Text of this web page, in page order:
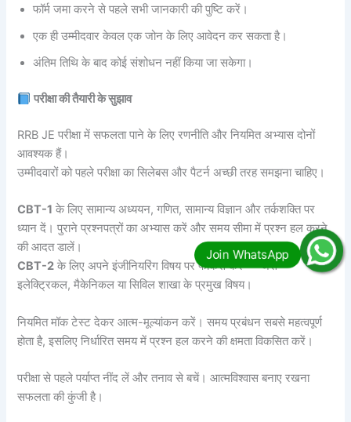
फॉर्म जमा करने से पहले सभी जानकारी की पुष्टि करें।
एक ही उम्मीदवार केवल एक जोन के लिए आवेदन कर सकता है।
अंतिम तिथि के बाद कोई संशोधन नहीं किया जा सकेगा।
परीक्षा की तैयारी के सुझाव
RRB JE परीक्षा में सफलता पाने के लिए रणनीति और नियमित अभ्यास दोनों
आवश्यक हैं।
उम्मीदवारों को पहले परीक्षा का सिलेबस और पैटर्न अच्छी तरह समझना चाहिए।
CBT-1 के लिए सामान्य अध्ययन, गणित, सामान्य विज्ञान और तर्कशक्ति पर
ध्यान दें। पुराने प्रश्नपत्रों का अभ्यास करें और समय सीमा में प्रश्न हल करने
की आदत डालें।
CBT-2 के लिए अपने इंजीनियरिंग विषय पर फोकस करें — जैसे
इलेक्ट्रिकल, मैकेनिकल या सिविल शाखा के प्रमुख विषय।
नियमित मॉक टेस्ट देकर आत्म-मूल्यांकन करें। समय प्रबंधन सबसे महत्वपूर्ण
होता है, इसलिए निर्धारित समय में प्रश्न हल करने की क्षमता विकसित करें।
परीक्षा से पहले पर्याप्त नींद लें और तनाव से बचें। आत्मविश्वास बनाए रखना
सफलता की कुंजी है।